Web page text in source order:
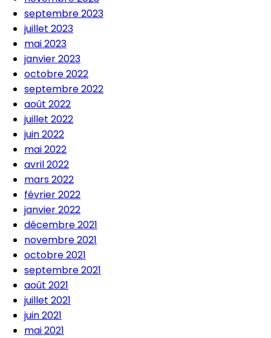
septembre 2023
juillet 2023
mai 2023
janvier 2023
octobre 2022
septembre 2022
août 2022
juillet 2022
juin 2022
mai 2022
avril 2022
mars 2022
février 2022
janvier 2022
décembre 2021
novembre 2021
octobre 2021
septembre 2021
août 2021
juillet 2021
juin 2021
mai 2021